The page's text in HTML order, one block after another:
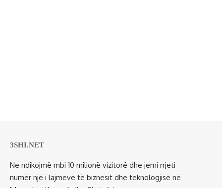
3SHI.NET
Ne ndikojmë mbi 10 milionë vizitorë dhe jemi rrjeti
numër një i lajmeve të biznesit dhe teknologjisë në